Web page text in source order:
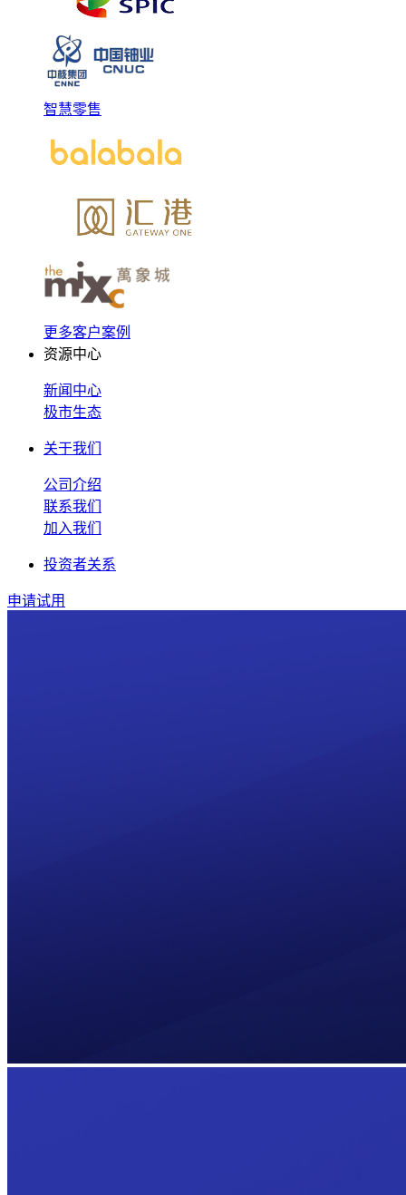
智慧零售
更多客户案例
资源中心
新闻中心
极市生态
关于我们
公司介绍
联系我们
加入我们
投资者关系
申请试用